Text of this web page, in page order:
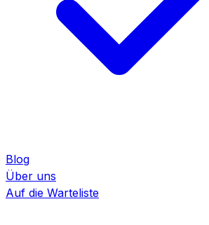
Blog
Über uns
Auf die Warteliste